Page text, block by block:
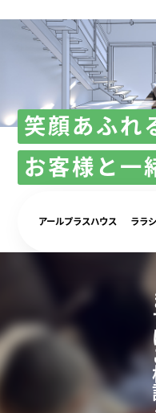
笑顔あふれ
お客様と一
アールプラスハウス ララ